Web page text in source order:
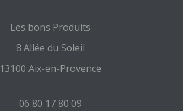
Les bons Produits
8 Allée du Soleil
13100 Aix-en-Provence
06 80 17 80 09